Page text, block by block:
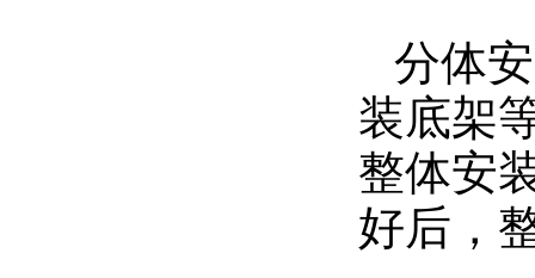
分体
装底架
整体安
好后，